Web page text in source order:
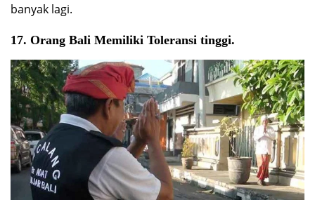
banyak lagi.
17. Orang Bali Memiliki Toleransi tinggi.